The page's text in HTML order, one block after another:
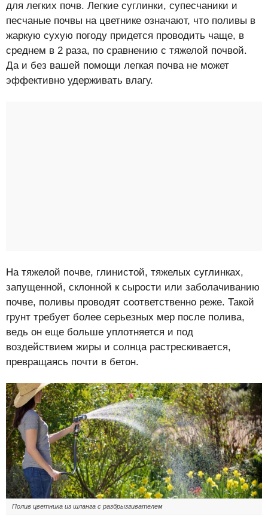
для легких почв. Легкие суглинки, супесчаники и
песчаные почвы на цветнике означают, что поливы в
жаркую сухую погоду придется проводить чаще, в
среднем в 2 раза, по сравнению с тяжелой почвой.
Да и без вашей помощи легкая почва не может
эффективно удерживать влагу.
На тяжелой почве, глинистой, тяжелых суглинках,
запущенной, склонной к сырости или заболачиванию
почве, поливы проводят соответственно реже. Такой
грунт требует более серьезных мер после полива,
ведь он еще больше уплотняется и под
воздействием жиры и солнца растрескивается,
превращаясь почти в бетон.
Полив цветника из шланга с разбрызгивателем